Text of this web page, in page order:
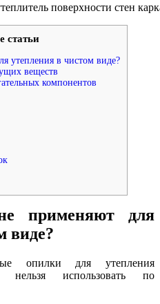
поверхности стен
статьи
утепления в чистом виде?
веществ
компонентов
применяют для
виде?
опилки для утепления
нельзя использовать по